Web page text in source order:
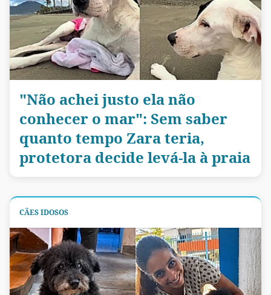
"Não achei justo ela não
conhecer o mar": Sem saber
quanto tempo Zara teria,
protetora decide levá-la à praia
CÃES IDOSOS